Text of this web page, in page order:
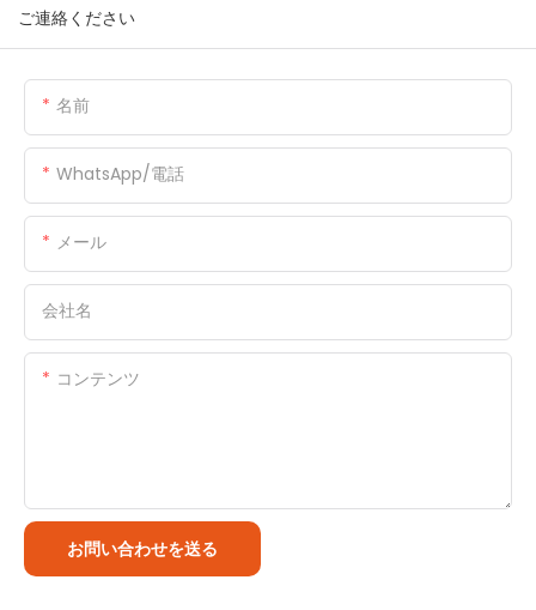
ご連絡ください
名前
WhatsApp/電話
メール
会社名
コンテンツ
お問い合わせを送る